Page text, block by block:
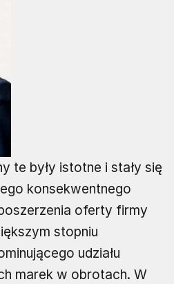
te były istotne i stały się
konsekwentnego
oferty firmy
stopniu
udziału
marek w obrotach. W